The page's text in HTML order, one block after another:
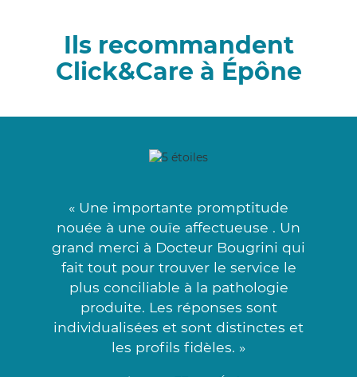
Ils recommandent
Click&Care à Épône
« Une importante promptitude
nouée à une ouïe affectueuse . Un
grand merci à Docteur Bougrini qui
fait tout pour trouver le service le
plus conciliable à la pathologie
produite. Les réponses sont
individualisées et sont distinctes et
les profils fidèles. »